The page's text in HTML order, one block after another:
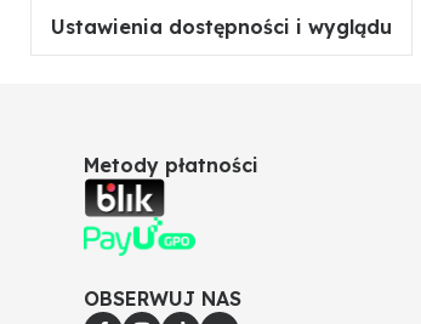
Ustawienia dostępności i wyglądu
Metody płatności
OBSERWUJ NAS